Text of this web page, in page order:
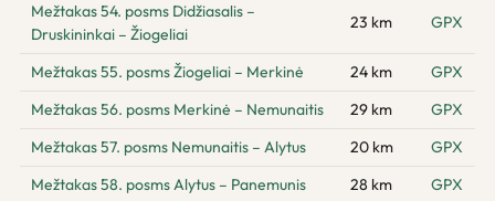
Mežtakas 54. posms Didžiasalis –
Druskininkai – Žiogeliai
23 km GPX
Mežtakas 55. posms Žiogeliai – Merkinė 24 km
GPX
Mežtakas 56. posms Merkinė – Nemunaitis
29 km
GPX
Mežtakas 57. posms Nemunaitis – Alytus
20 km
GPX
Mežtakas 58. posms Alytus – Panemunis
28 km
GPX